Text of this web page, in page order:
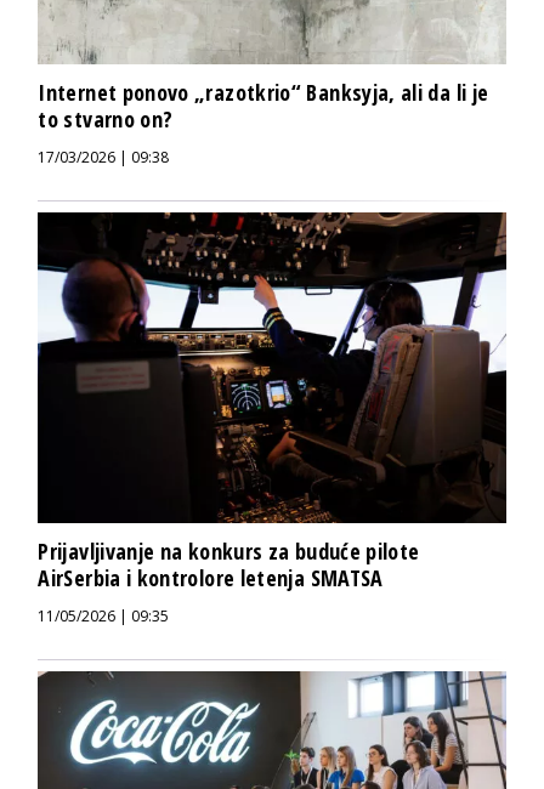
Internet ponovo „razotkrio“ Banksyja, ali da li je
to stvarno on?
17/03/2026 | 09:38
Prijavljivanje na konkurs za buduće pilote
AirSerbia i kontrolore letenja SMATSA
11/05/2026 | 09:35